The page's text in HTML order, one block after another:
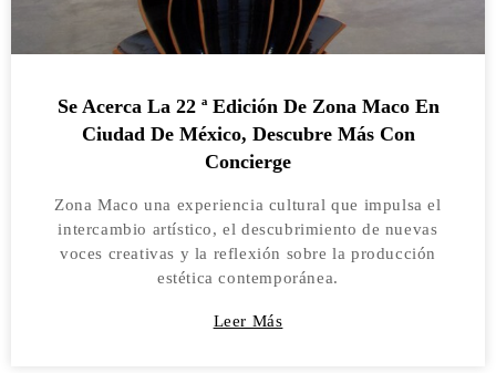
Se Acerca La 22 ª Edición De Zona Maco En
Ciudad De México, Descubre Más Con
Concierge
Zona Maco una experiencia cultural que impulsa el
intercambio artístico, el descubrimiento de nuevas
voces creativas y la reflexión sobre la producción
estética contemporánea.
Leer Más